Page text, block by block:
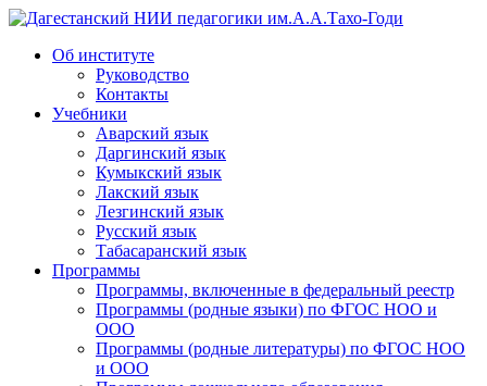
Дагестанский НИИ педагогики им.А.А.Тахо-Годи
Об институте
Руководство
Контакты
Учебники
Аварский язык
Даргинский язык
Кумыкский язык
Лакский язык
Лезгинский язык
Русский язык
Табасаранский язык
Программы
Программы, включенные в федеральный реестр
Программы (родные языки) по ФГОС НОО и
ООО
Программы (родные литературы) по ФГОС НОО
и ООО